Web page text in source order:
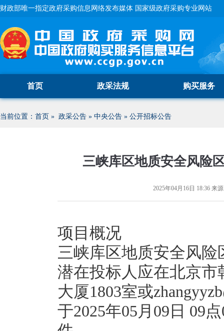
财政部唯一指定政府采购信息网络发布媒体 国家级政府采购专业网站
首页 政采法规 购买服务
当前位置： 首页 » 政采公告 » 中央公告 » 公开招标公告
三峡库区地质安全风险
2025年04月16日 18:36 来
项目概况
三峡库区地质安全风
潜在投标人应在北京市
大厦1803室或
于2025年05月09日 09